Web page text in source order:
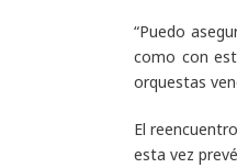
“Puedo
como con
orquestas
El
esta vez